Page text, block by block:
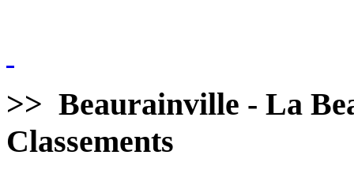
>> Beaurainville - La
Classements